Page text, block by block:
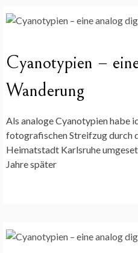
Cyanotypien –
Wanderung
Als analoge Cyanotypien habe
fotografischen Streifzug durch
Heimatstadt Karlsruhe
Jahre später